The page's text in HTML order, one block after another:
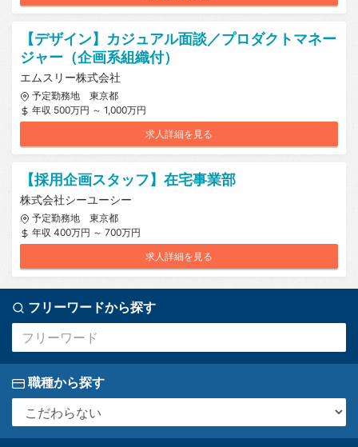
【デザイン】カジュアル面談／プロダクトマネー
ジャー（企画系組織付）
エムスリー株式会社
予定勤務地 東京都
年収 500万円 ～ 1,000万円
求人詳細を見る
【採用企画スタッフ】在宅事業部
株式会社シーユーシー
予定勤務地 東京都
年収 400万円 ～ 700万円
求人詳細を見る
フリーワードから探す
職種から探す